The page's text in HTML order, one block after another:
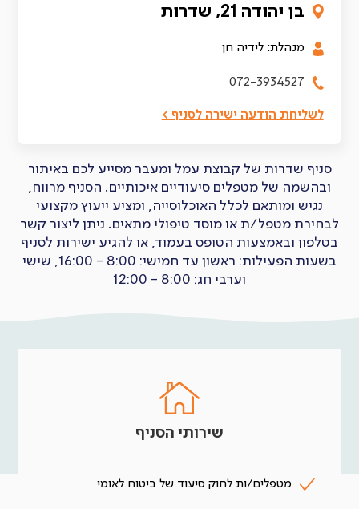
בן יהודה 21, שדרות
מנהלת: לידיה חן
072-3934527
לשליחת הודעה ישירה לסניף >
סניף שדרות של קבוצת עמל ומעבר מסייע לכם באיתור
ובהשמה של מטפלים סיעודיים איכותיים. הסניף מרווח,
נגיש ומותאם לכלל האוכלוסייה, ומציע ייעוץ מקצועי
לבחירת מטפל/ת או מוסד טיפולי מתאים. ניתן ליצור קשר
בטלפון ובאמצעות הטופס בעמוד, או להגיע ישירות לסניף
בשעות הפעילות: ראשון עד חמישי: 8:00 - 16:00, שישי
וערבי חג: 8:00 - 12:00
שירותי הסניף
מטפלים/ות לחוק סיעוד של ביטוח לאומי